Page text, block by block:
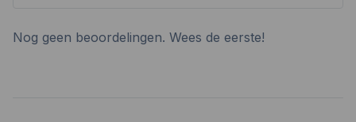
Nog geen beoordelingen. Wees de eerste!